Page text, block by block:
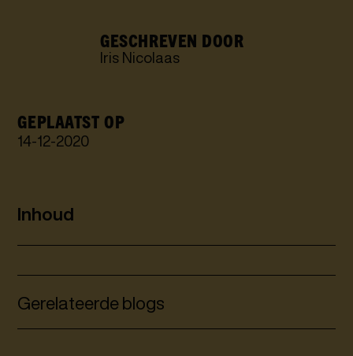
GESCHREVEN DOOR
Iris Nicolaas
GEPLAATST OP
14-12-2020
Inhoud
Gerelateerde blogs